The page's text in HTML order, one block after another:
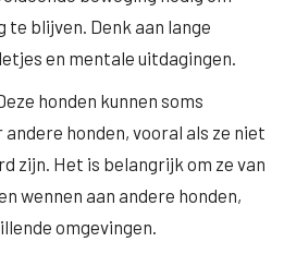
te blijven. Denk aan lange
en mentale uitdagingen.
honden kunnen soms
honden, vooral als ze niet
zijn. Het is belangrijk om ze van
wennen aan andere honden,
omgevingen.